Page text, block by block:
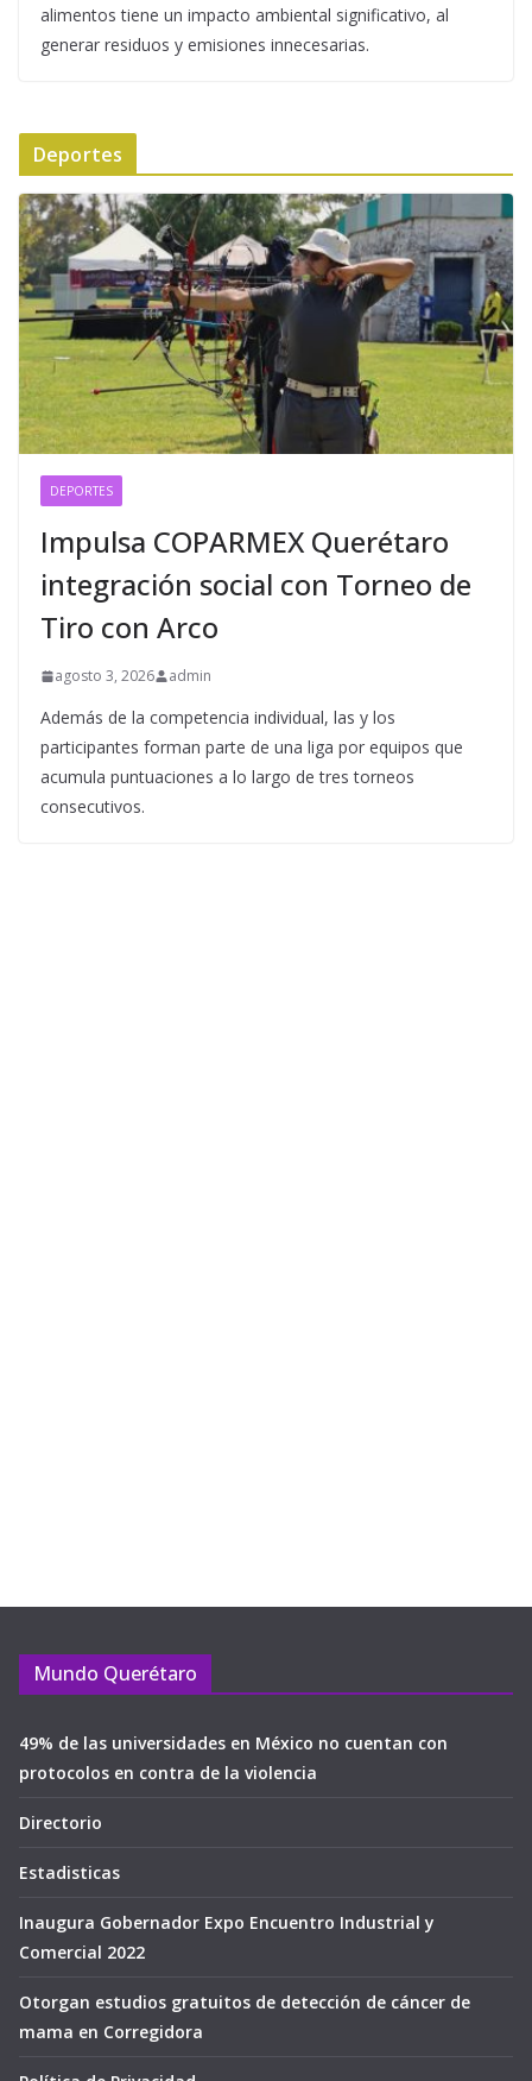
alimentos tiene un impacto ambiental significativo, al
generar residuos y emisiones innecesarias.
Deportes
DEPORTES
Impulsa COPARMEX Querétaro
integración social con Torneo de
Tiro con Arco
agosto 3, 2026 admin
Además de la competencia individual, las y los
participantes forman parte de una liga por equipos que
acumula puntuaciones a lo largo de tres torneos
consecutivos.
Mundo Querétaro
49% de las universidades en México no cuentan con
protocolos en contra de la violencia
Directorio
Estadisticas
Inaugura Gobernador Expo Encuentro Industrial y
Comercial 2022
Otorgan estudios gratuitos de detección de cáncer de
mama en Corregidora